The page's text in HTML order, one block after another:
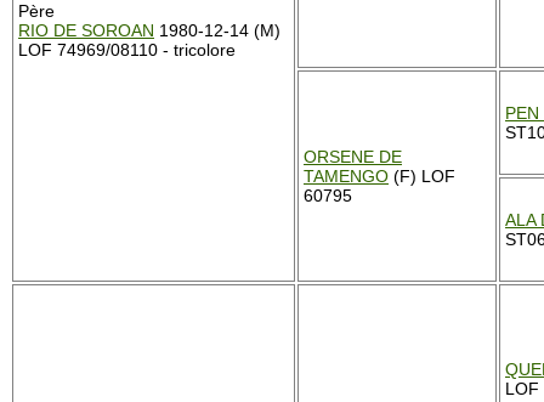
Père
RIO DE SOROAN 1980-12-14 (M)
LOF 74969/08110 - tricolore
ORSENE DE
TAMENGO (F) LOF
60795
PEN
ALA
LOF